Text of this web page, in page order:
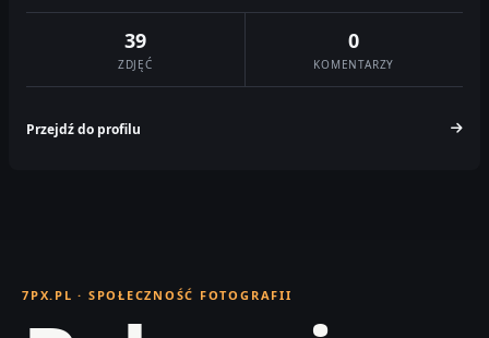
39
ZDJĘĆ
0
KOMENTARZY
Przejdź do profilu
7PX.PL · SPOŁECZNOŚĆ FOTOGRAFII